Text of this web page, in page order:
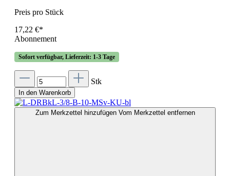
Preis pro Stück
17,22 €*
Abonnement
Sofort verfügbar, Lieferzeit: 1-3 Tage
Stk
In den Warenkorb
Zum Merkzettel hinzufügen Vom Merkzettel entfernen